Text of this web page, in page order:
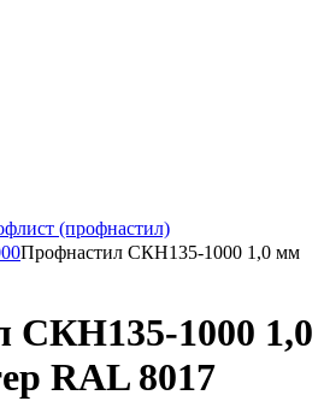
(профнастил)
Профнастил СКН135-1000 1,0 мм
СКН135-1000 1,0
RAL 8017